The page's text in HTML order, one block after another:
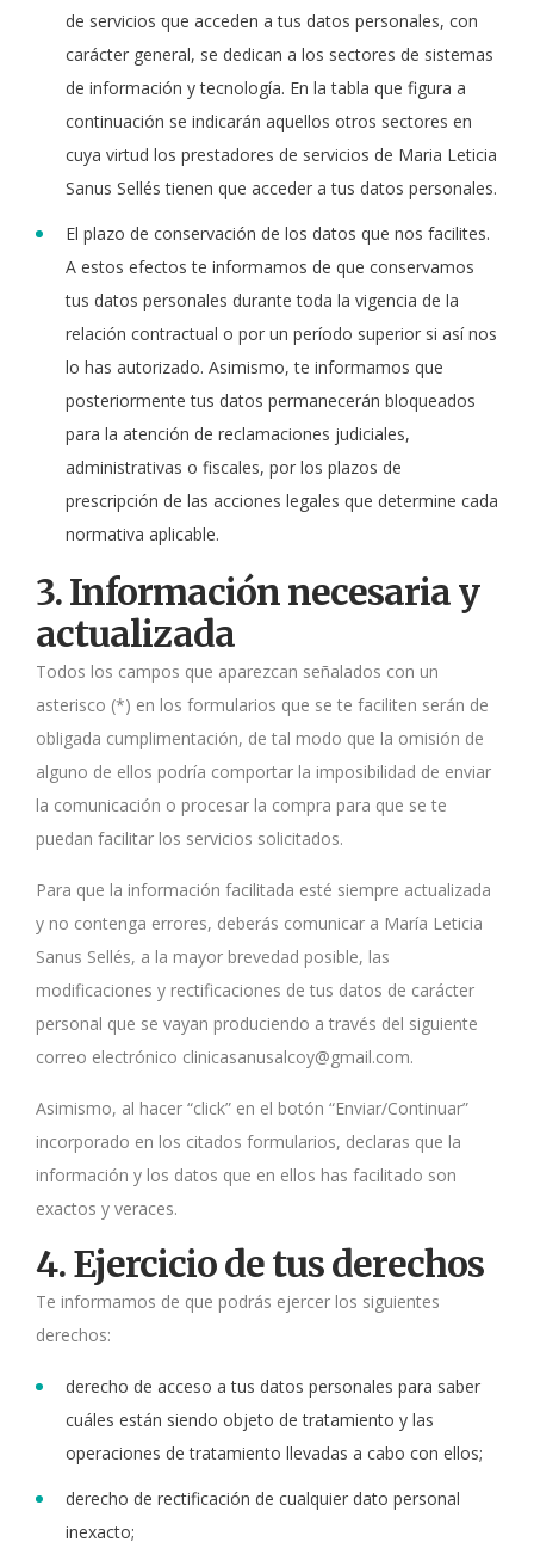
de servicios que acceden a tus datos personales, con
carácter general, se dedican a los sectores de sistemas
de información y tecnología. En la tabla que figura a
continuación se indicarán aquellos otros sectores en
cuya virtud los prestadores de servicios de Maria Leticia
Sanus Sellés tienen que acceder a tus datos personales.
El plazo de conservación de los datos que nos facilites.
A estos efectos te informamos de que conservamos
tus datos personales durante toda la vigencia de la
relación contractual o por un período superior si así nos
lo has autorizado. Asimismo, te informamos que
posteriormente tus datos permanecerán bloqueados
para la atención de reclamaciones judiciales,
administrativas o fiscales, por los plazos de
prescripción de las acciones legales que determine cada
normativa aplicable.
3. Información necesaria y
actualizada
Todos los campos que aparezcan señalados con un
asterisco (*) en los formularios que se te faciliten serán de
obligada cumplimentación, de tal modo que la omisión de
alguno de ellos podría comportar la imposibilidad de enviar
la comunicación o procesar la compra para que se te
puedan facilitar los servicios solicitados.
Para que la información facilitada esté siempre actualizada
y no contenga errores, deberás comunicar a María Leticia
Sanus Sellés, a la mayor brevedad posible, las
modificaciones y rectificaciones de tus datos de carácter
personal que se vayan produciendo a través del siguiente
correo electrónico clinicasanusalcoy@gmail.com.
Asimismo, al hacer “click” en el botón “Enviar/Continuar”
incorporado en los citados formularios, declaras que la
información y los datos que en ellos has facilitado son
exactos y veraces.
4. Ejercicio de tus derechos
Te informamos de que podrás ejercer los siguientes
derechos:
derecho de acceso a tus datos personales para saber
cuáles están siendo objeto de tratamiento y las
operaciones de tratamiento llevadas a cabo con ellos;
derecho de rectificación de cualquier dato personal
inexacto;